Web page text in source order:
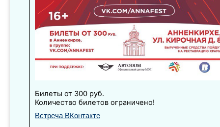
Билеты от 300 руб.
Количество билетов ограничено!
Встреча ВКонтакте